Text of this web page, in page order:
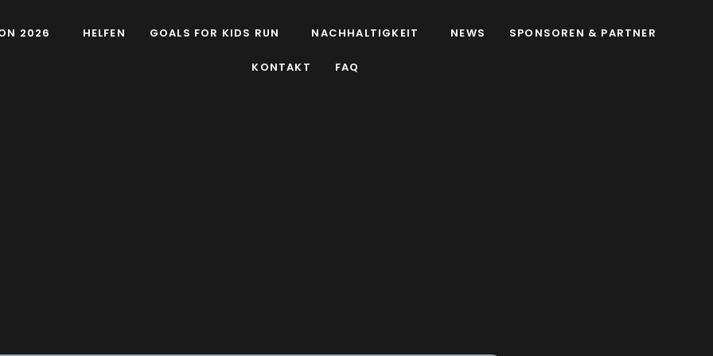
2026 HELFEN GOALS FOR KIDS RUN NACHHALTIGKEIT NEWS SPONSOREN & PARTNER
KONTAKT FAQ